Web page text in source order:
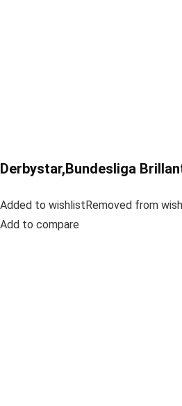
Derbystar,Bundesliga
Added to wishlistRemoved from
Add to compare